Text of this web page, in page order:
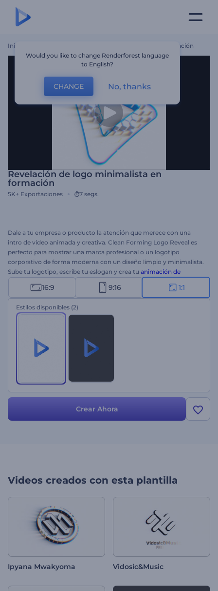
Inicio Revelación De Logo Minimalista En Formación
Revelación de logo minimalista en
formación
5K+ Exportaciones 7 segs.
Dale a tu empresa o producto la atención que merece con una
intro de video animada y creativa. Clean Forming Logo Reveal es
perfecto para mostrar una marca profesional o un logotipo
corporativo de forma moderna con un diseño limpio y minimalista.
Sube tu logotipo, escribe tu eslogan y crea tu animación de
de alta resolución mediante una serie de partículas
constructivas. Ideal para presentaciones de empresas,
promociones de marca, presentaciones de productos tecnológicos
y mucho más. ¡Pruébalo ahora!
16:9 9:16 1:1
Estilos disponibles (2)
Crear Ahora
Videos creados con esta plantilla
Ipyana Mwakyoma Vidosic&Music
Would you like to change Renderforest language
to English?
CHANGE No, thanks